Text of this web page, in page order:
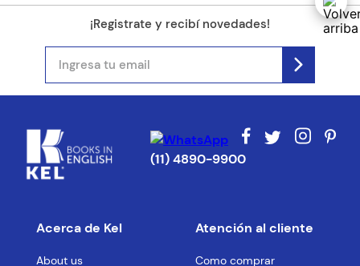
¡Registrate y recibí novedades!
(11) 4890-9900
Acerca de Kel
About us
Atención al cliente
Como comprar